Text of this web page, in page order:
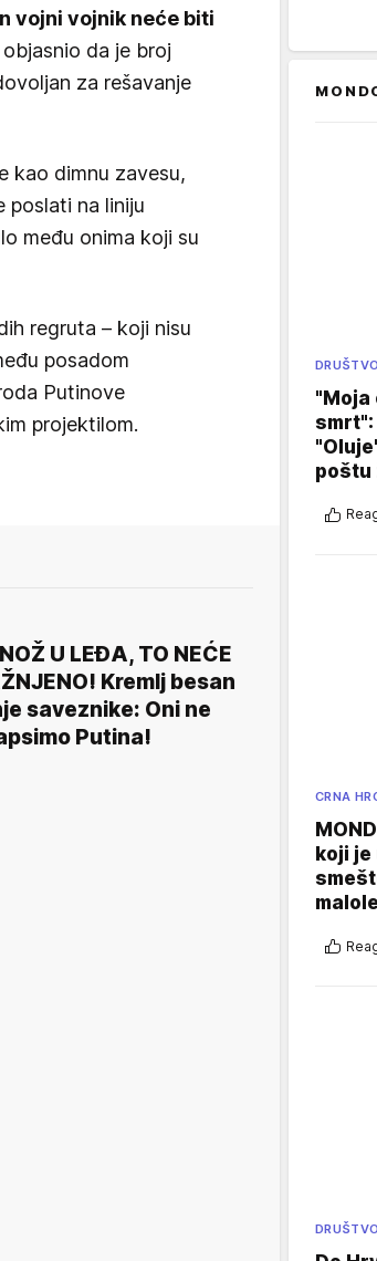
vojni vojnik neće biti
objasnio da je broj
za rešavanje
kao dimnu zavesu,
poslati na liniju
među onima koji su
regruta – koji nisu
posadom
Putinove
projektilom.
U LEĐA, TO NEĆE
Kremlj besan
saveznike: Oni ne
Putina!
DRUŠTVO
"Moja
poštu
CRNA
koji
DRUŠTVO